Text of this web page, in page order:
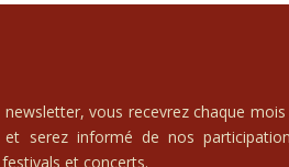
vous recevrez chaque mois
serez informé de nos
et concerts.